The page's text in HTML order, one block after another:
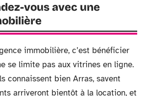
vous avec une
immobilière, c’est bénéficier
se limite pas aux vitrines en ligne.
connaissent bien Arras, savent
arriveront bientôt à la location, et